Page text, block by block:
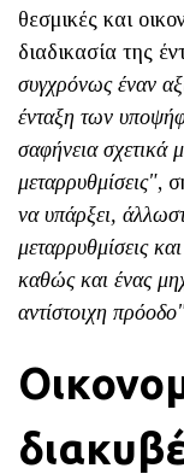
θεσμικές και
διαδικασία της
συγχρόνως έναν
ένταξη των
σαφήνεια σχετικά
μεταρρυθμίσεις",
να υπάρξει,
μεταρρυθμίσεις
καθώς και ένας
αντίστοιχη